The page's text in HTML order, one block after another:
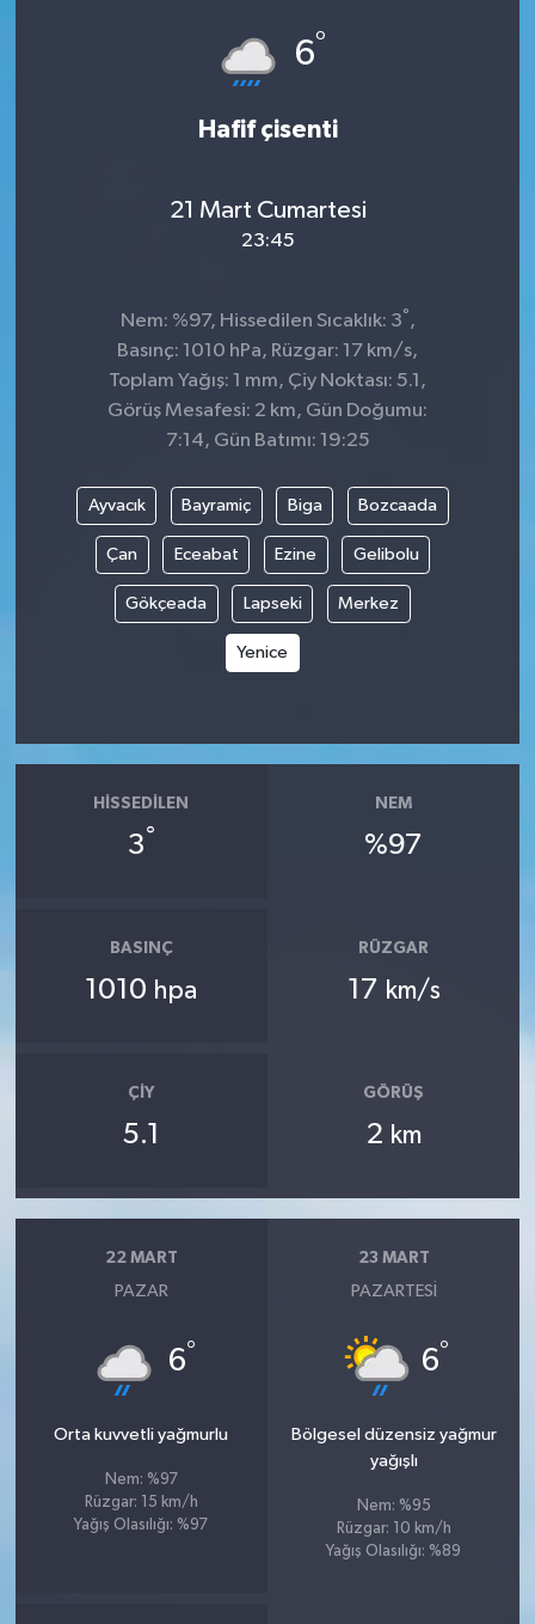
6°
Hafif çisenti
21 Mart Cumartesi
23:45
Nem: %97, Hissedilen Sıcaklık: 3° ,
Basınç: 1010 hPa, Rüzgar: 17 km/s,
Toplam Yağış: 1 mm, Çiy Noktası: 5.1,
Görüş Mesafesi: 2 km, Gün Doğumu:
7:14, Gün Batımı: 19:25
Ayvacık Bayramiç Biga Bozcaada
Çan Eceabat Ezine Gelibolu
Gökçeada Lapseki Merkez
Yenice
HISSEDILEN
3°
NEM
%97
BASINÇ
1010 hpa
RÜZGAR
17 km/s
ÇIY
5.1
GÖRÜŞ
2 km
22 MART
PAZAR
6°
Orta kuvvetli yağmurlu
Nem: %97
Rüzgar: 15 km/h
Yağış Olasılığı: %97
23 MART
PAZARTESI
6°
Bölgesel düzensiz yağmur
yağışlı
Nem: %95
Rüzgar: 10 km/h
Yağış Olasılığı: %89
Magazin
haber ara
Yazarlarımız
Tüm Makaleler
Tüm Haberler